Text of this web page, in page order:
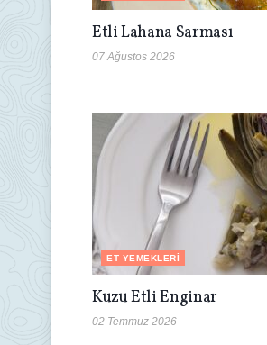
Etli Lahana Sarması
07 Ağustos 2026
ET YEMEKLERI
Kuzu Etli Enginar
02 Temmuz 2026